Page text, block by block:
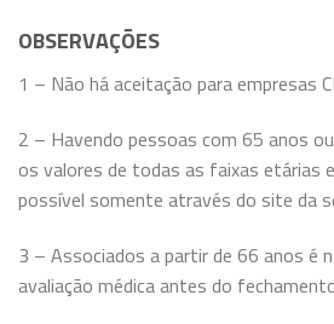
OBSERVAÇÕES
1 – Não há aceitação para empresas
2 – Havendo pessoas com 65 anos
os valores de todas as faixas etárias
possível somente através do site da
3 – Associados a partir de 66 anos é
avaliação médica antes do